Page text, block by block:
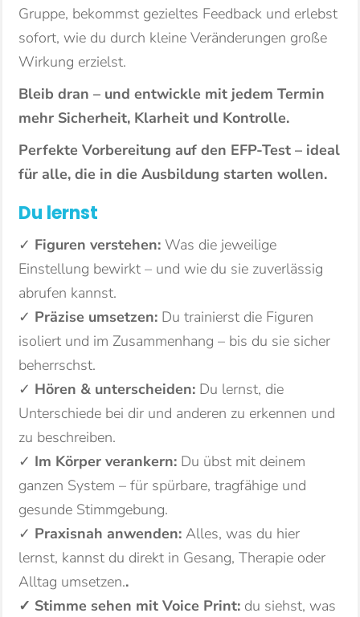
Gruppe, bekommst gezieltes Feedback und erlebst
sofort, wie du durch kleine Veränderungen große
Wirkung erzielst.
Bleib dran – und entwickle mit jedem Termin
mehr Sicherheit, Klarheit und Kontrolle.
Perfekte Vorbereitung auf den EFP-Test – ideal
für alle, die in die Ausbildung starten wollen.
Du lernst
✓ Figuren verstehen: Was die jeweilige
Einstellung bewirkt – und wie du sie zuverlässig
abrufen kannst.
✓ Präzise umsetzen: Du trainierst die Figuren
isoliert und im Zusammenhang – bis du sie sicher
beherrschst.
✓ Hören & unterscheiden: Du lernst, die
Unterschiede bei dir und anderen zu erkennen und
zu beschreiben.
✓ Im Körper verankern: Du übst mit deinem
ganzen System – für spürbare, tragfähige und
gesunde Stimmgebung.
✓ Praxisnah anwenden: Alles, was du hier
lernst, kannst du direkt in Gesang, Therapie oder
Alltag umsetzen..
✓ Stimme sehen mit Voice Print: du siehst, was